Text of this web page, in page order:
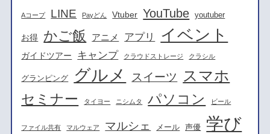
Aコープ LINE Payどん Vtuber YouTube youtuber
お得 かご飯 アニメ アプリ イベント
ガイドツアー キャンプ クラウドストレージ クラシル
グランピング グルメ スイーツ スマホ
セミナー タイヨー ニシムタ パソコン ビール
ファイル共有 マルウェア マルシェ メール 声優 学び